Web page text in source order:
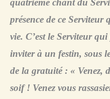
quatrième chant du
présence de ce
vie. C’est le Serviteur
inviter à un festin, sous
de la gratuité : « Venez,
soif ! Venez vous